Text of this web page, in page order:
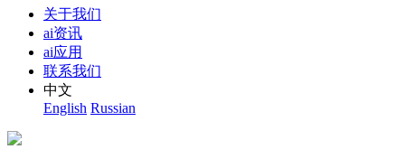
关于我们
ai资讯
ai应用
联系我们
中文
English Russian